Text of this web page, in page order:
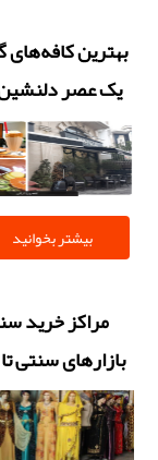
بهترین کافه‌های
یک عصر
بیشتر بخوانید
مراکز خرید
بازارهای سنتی
مدرن